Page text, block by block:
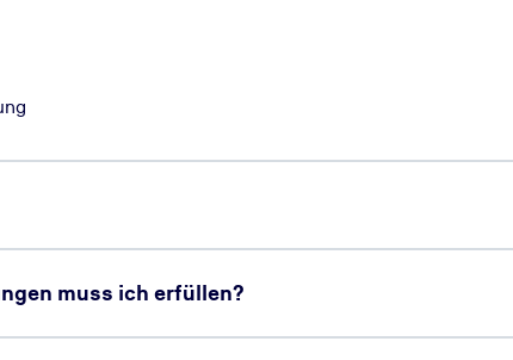
muss ich erfüllen?